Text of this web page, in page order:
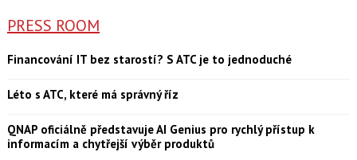
PRESS ROOM
Financování IT bez starostí? S ATC je to jednoduché
Léto s ATC, které má správný říz
QNAP oficiálně představuje AI Genius pro rychlý přístup k
informacím a chytřejší výběr produktů